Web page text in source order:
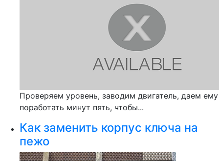
Проверяем уровень, заводим двигатель, даем ему
поработать минут пять, чтобы...
Как заменить корпус ключа на
пежо